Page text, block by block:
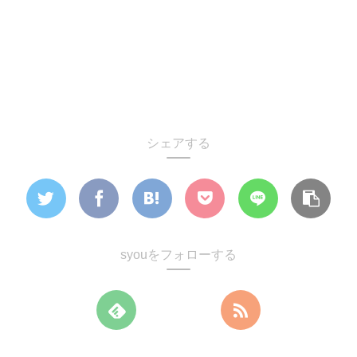
シェアする
syouをフォローする